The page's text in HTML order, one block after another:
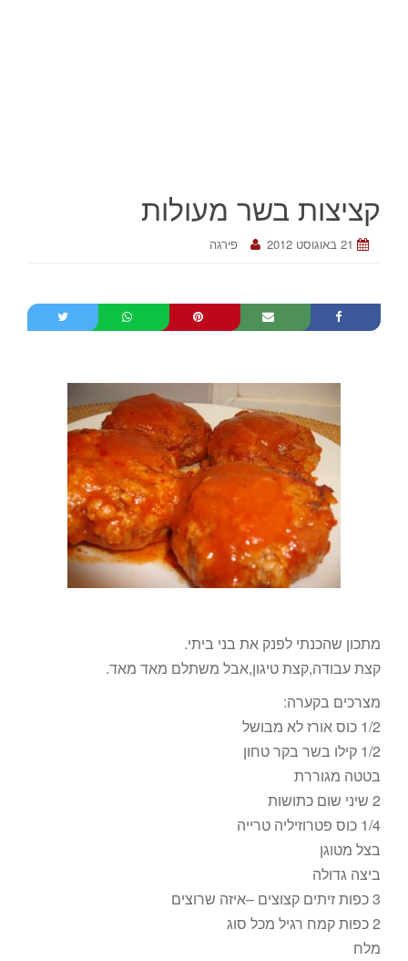
קציצות בשר מעולות
21 באוגוסט 2012 פירגה
מתכון שהכנתי לפנק את בני ביתי.
קצת עבודה,קצת טיגון,אבל משתלם מאד מאד.
מצרכים בקערה:
1/2 כוס אורז לא מבושל
1/2 קילו בשר בקר טחון
בטטה מגוררת
2 שיני שום כתושות
1/4 כוס פטרוזיליה טרייה
בצל מטוגן
ביצה גדולה
3 כפות זיתים קצוצים –איזה שרוצים
2 כפות קמח רגיל מכל סוג
מלח